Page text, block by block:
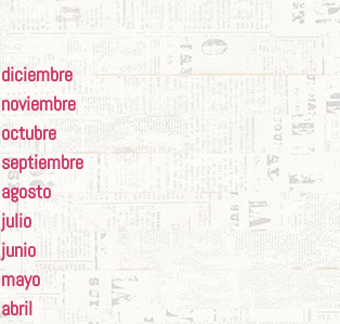
diciembre
noviembre
octubre
septiembre
agosto
julio
junio
mayo
abril